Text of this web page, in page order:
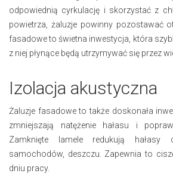
odpowiednią cyrkulację i skorzystać z
powietrza, żaluzje powinny pozostawać
fasadowe to świetna inwestycja, która
z niej płynące będą utrzymywać się przez
Izolacja akustyczna
Żaluzje fasadowe to także doskonała
zmniejszają natężenie hałasu i
Zamknięte lamele redukują hałasy
samochodów, deszczu. Zapewnia to
dniu pracy.